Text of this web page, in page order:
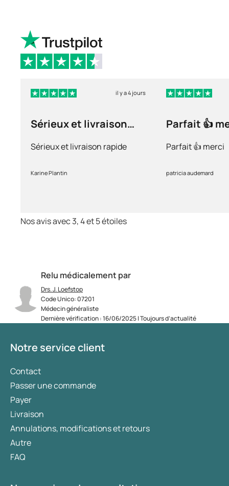
Relu médicalement par
Drs. J. Loefstop
Code Unico: 07201
Médecin généraliste
Dernière vérification : 16/06/2025 | Toujours d’actualité
il y a 4 jours
Sérieux et livraison
Sérieux et livraison rapide
Karine Plantin
Parfait 👍
Parfait 👍 merci
patricia audemard
Nos avis avec 3, 4 et 5 étoiles
Notre service client
Contact
Passer une commande
Payer
Livraison
Annulations, modifications et retours
Autre
FAQ